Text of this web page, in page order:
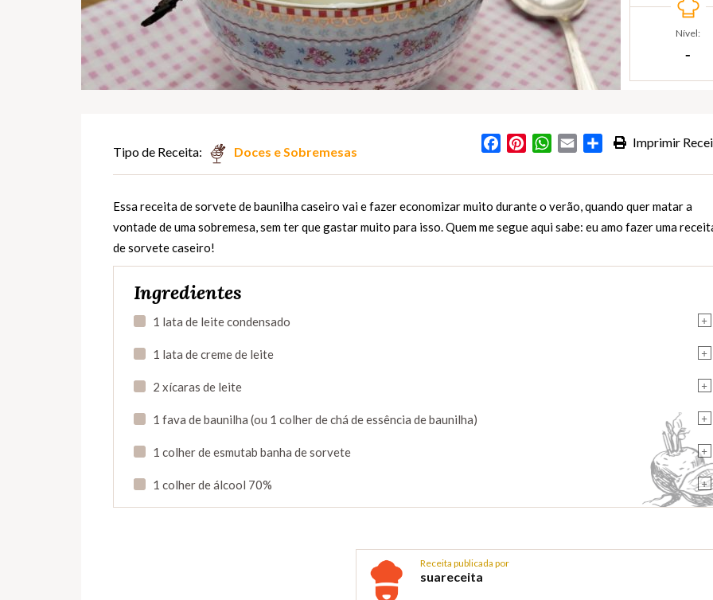
Nível:
‐
Imprimir
FacebookPinterestWhatsApp
Email Partilhar
Tipo de Receita: Doces e Sobremesas
Essa receita de sorvete de baunilha caseiro vai e fazer economizar muito durante o verão, quando quer matar a
vontade de uma sobremesa, sem ter que gastar muito para isso. Quem me segue aqui sabe: eu amo fazer uma
de sorvete caseiro!
Ingredientes
+
1 lata de leite condensado
+
1 lata de creme de leite
+
2 xícaras de leite
+
1 fava de baunilha (ou 1 colher de chá de essência de baunilha)
+
1 colher de esmutab banha de sorvete
+
1 colher de álcool 70%
Receita publicada por
suareceita